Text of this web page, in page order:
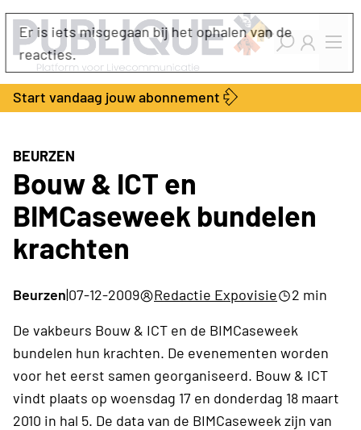
Industry Dashboard
Vacatures
Kalender
Producten
Bedrijvengids
Locatie Finder
Contact
Over ons
Adverteren
Abonnementen
Start vandaag jouw abonnement
BEURZEN
Bouw & ICT en
BIMCaseweek bundelen
krachten
Beurzen|07-12-2009 Redactie Expovisie
2 min
De vakbeurs Bouw & ICT en de BIMCaseweek
bundelen hun krachten. De evenementen worden
voor het eerst samen georganiseerd. Bouw & ICT
vindt plaats op woensdag 17 en donderdag 18 maart
2010 in hal 5. De data van de BIMCaseweek zijn van
Er is iets misgegaan bij het ophalen van de
reacties.